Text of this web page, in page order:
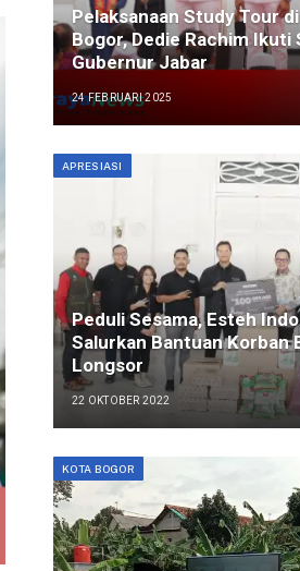
Pelaksanaan Study Tour
Bogor, Dedie Rachim Ikuti
Gubernur Jabar
24 FEBRUARI 2025
APRESIASI
Peduli Sesama, Esteh
Salurkan Bantuan Korban
Longsor
22 OKTOBER 2022
KOTA BOGOR